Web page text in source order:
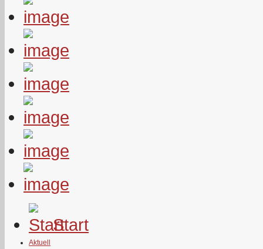
Start
Aktuell